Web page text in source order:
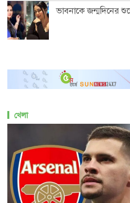
ভাবনাকে জন্মদিনের
খেলা